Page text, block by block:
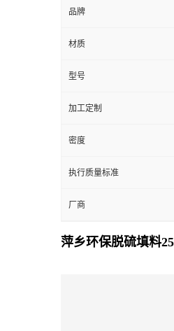
品牌
材质
型号
加工定制
密度
执行质量标准
厂商
萍乡环保脱硫填料